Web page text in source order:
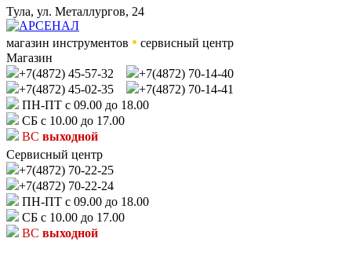
Тула, ул. Металлургов, 24
магазин инструментов • сервисный центр
Магазин
+7(4872) 45-57-32
+7(4872) 70-14-40
+7(4872) 45-02-35
+7(4872) 70-14-41
ПН-ПТ с 09.00 до 18.00
СБ с 10.00 до 17.00
ВС выходной
Сервисный центр
+7(4872) 70-22-25
+7(4872) 70-22-24
ПН-ПТ с 09.00 до 18.00
СБ с 10.00 до 17.00
ВС выходной